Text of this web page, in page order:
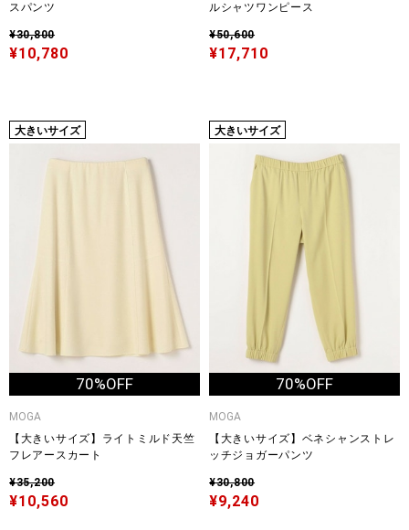
スパンツ
¥30,800
¥10,780
ルシャツワンピース
¥50,600
¥17,710
大きいサイズ
70%OFF
MOGA
【大きいサイズ】ライトミルド天竺
フレアースカート
¥35,200
¥10,560
大きいサイズ
70%OFF
MOGA
【大きいサイズ】ベネシャンストレ
ッチジョガーパンツ
¥30,800
¥9,240